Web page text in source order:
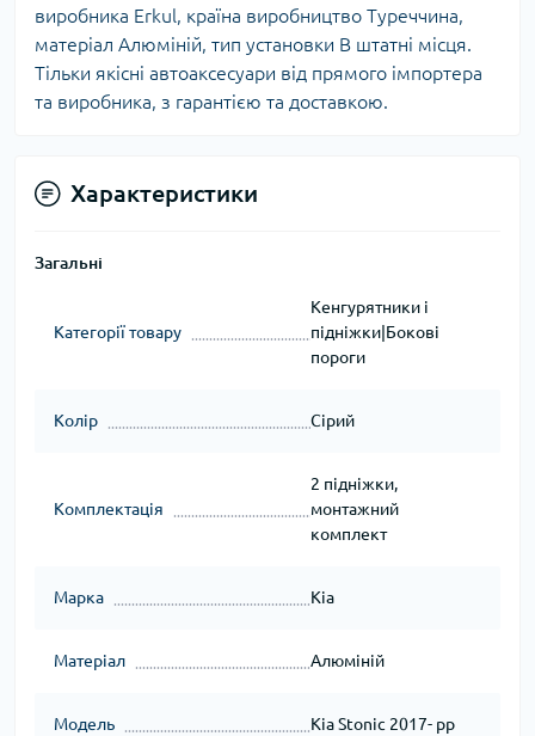
виробника Erkul, країна виробництво Туреччина,
матеріал Алюміній, тип установки В штатні місця.
Тільки якісні автоаксесуари від прямого імпортера
та виробника, з гарантією та доставкою.
Характеристики
Загальні
Категорії товару
Кенгурятники і
підніжки|Бокові
пороги
Колір Сірий
Комплектація
2 підніжки,
монтажний
комплект
Марка Kia
Матеріал Алюміній
Модель Kia Stonic 2017- рр